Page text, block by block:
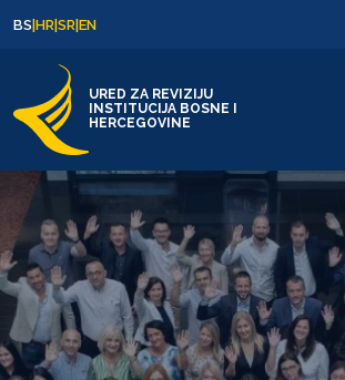
BS|HR|SR|EN
URED ZA REVIZIJU
INSTITUCIJA BOSNE I
HERCEGOVINE